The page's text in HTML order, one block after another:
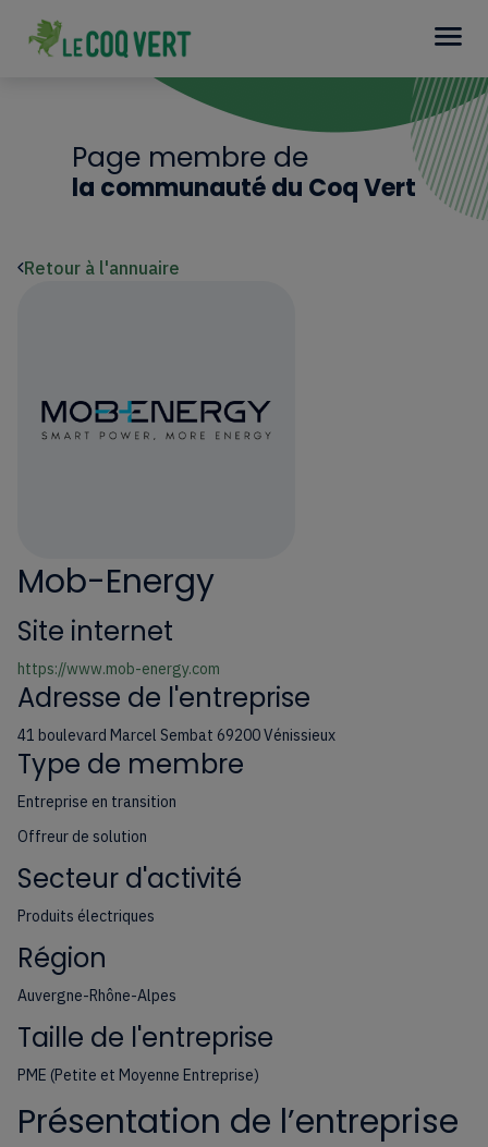
Page membre de
la communauté du Coq Vert
Retour à l'annuaire
Mob-Energy
Site internet
https://www.mob-energy.com
Adresse de l'entreprise
41 boulevard Marcel Sembat 69200 Vénissieux
Type de membre
Entreprise en transition
Offreur de solution
Secteur d'activité
Produits électriques
Région
Auvergne-Rhône-Alpes
Taille de l'entreprise
PME (Petite et Moyenne Entreprise)
Présentation de l’entreprise